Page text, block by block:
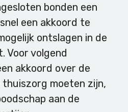
bonden een
een akkoord te
ontslagen in de
Voor volgend
akkoord over de
thuiszorg moeten zijn,
aan de